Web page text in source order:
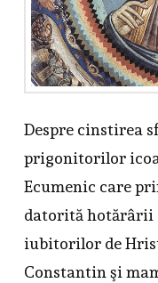
Despre cinstirea
prigonitorilor
Ecumenic care
datorită hotărârii
iubitorilor de
Constantin şi